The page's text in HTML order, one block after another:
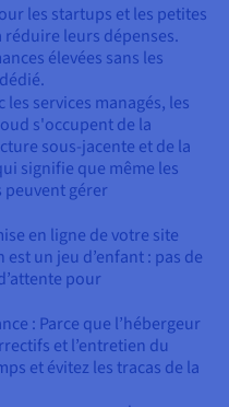
les startups et les petites
leurs dépenses.
élevées sans les
les services managés, les
s'occupent de la
sous-jacente et de la
signifie que même les
gérer
en ligne de votre site
un jeu d’enfant : pas de
pour
: Parce que l’hébergeur
et l’entretien du
et évitez les tracas de la